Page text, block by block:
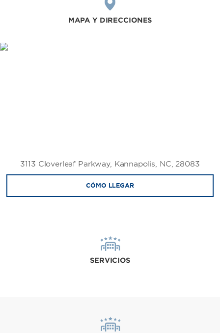
MAPA Y DIRECCIONES
3113 Cloverleaf Parkway, Kannapolis, NC, 28083
CÓMO LLEGAR
SERVICIOS